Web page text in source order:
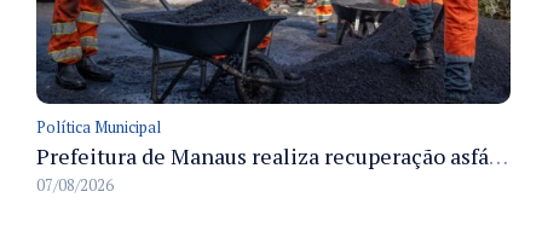
Política Municipal
Prefeitura de Manaus realiza recuperação asfáltica na rua Canário do Campo e amplia mobilidade na zona Norte
07/08/2026